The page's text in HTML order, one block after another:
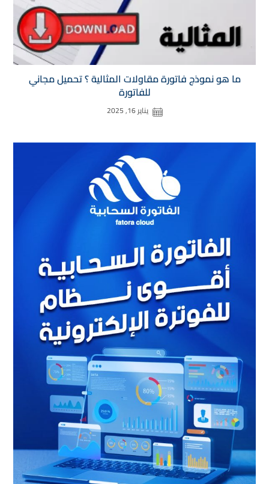
ما هو نموذج فاتورة مقاولات​ المثالية ؟ تحميل مجاني
للفاتورة
يناير 16, 2025